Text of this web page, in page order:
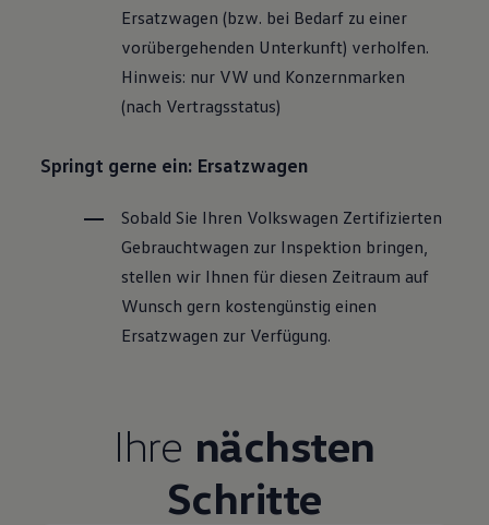
Ersatzwagen (bzw. bei Bedarf zu einer
vorübergehenden Unterkunft) verholfen.
Hinweis: nur VW und Konzernmarken
(nach Vertragsstatus)
Springt gerne ein: Ersatzwagen
Sobald Sie Ihren Volkswagen Zertifizierten
Gebrauchtwagen zur Inspektion bringen,
stellen wir Ihnen für diesen Zeitraum auf
Wunsch gern kostengünstig einen
Ersatzwagen zur Verfügung.
Ihre nächsten
Schritte